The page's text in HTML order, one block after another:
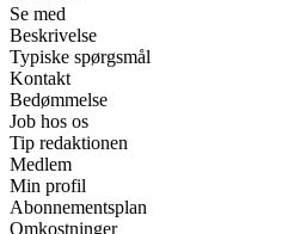
Se med
Beskrivelse
Typiske spørgsmål
Kontakt
Bedømmelse
Job hos os
Tip redaktionen
Medlem
Min profil
Abonnementsplan
Omkostninger